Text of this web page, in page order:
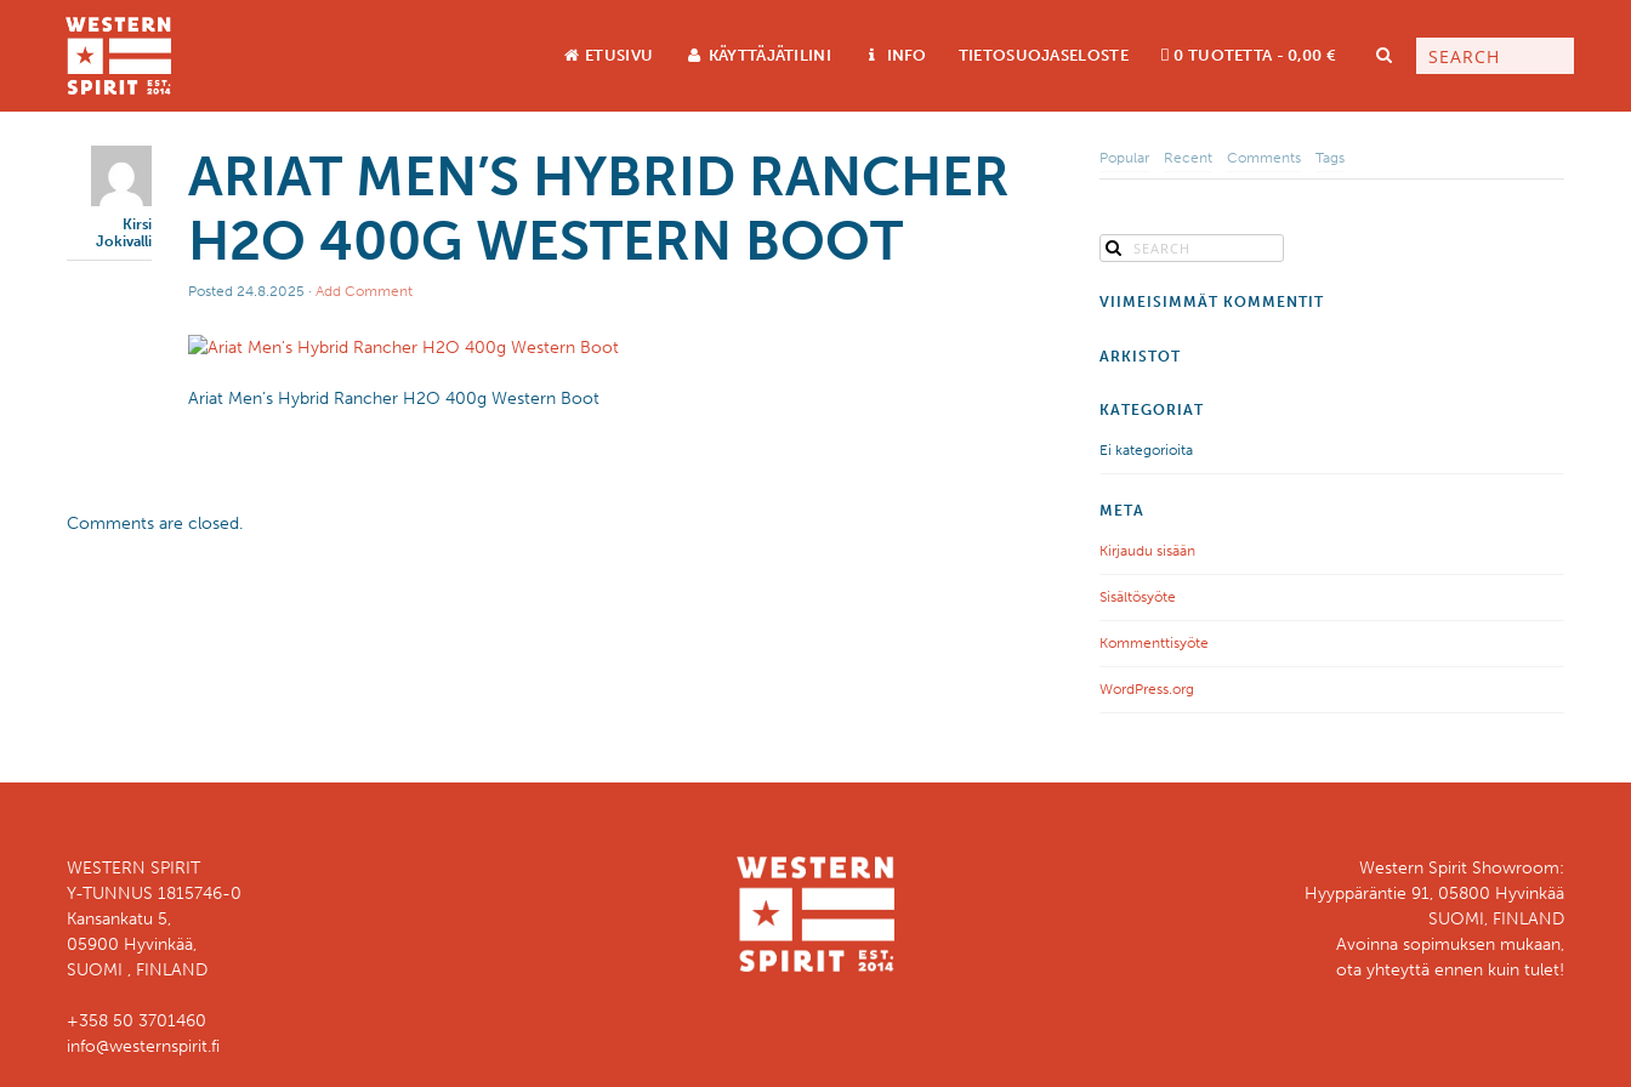
ETUSIVU KÄYTTÄJÄTILINI INFO TIETOSUOJASELOSTE 0 TUOTETTA 0,00 €
Kirsi
Jokivalli
ARIAT MEN’S HYBRID RANCHER
H2O 400G WESTERN BOOT
Posted 24.8.2025 · Add Comment
Ariat Men’s Hybrid Rancher H2O 400g Western Boot
Comments are closed.
Popular Recent Comments Tags
VIIMEISIMMÄT KOMMENTIT
ARKISTOT
KATEGORIAT
Ei kategorioita
META
Kirjaudu sisään
Sisältösyöte
Kommenttisyöte
WordPress.org
WESTERN SPIRIT
Y-TUNNUS 1815746-0
Kansankatu 5,
05900 Hyvinkää,
SUOMI , FINLAND
+358 50 3701460
info@westernspirit.fi
Western Spirit Showroom:
Hyyppäräntie 91, 05800 Hyvinkää
SUOMI, FINLAND
Avoinna sopimuksen mukaan,
ota yhteyttä ennen kuin tulet!